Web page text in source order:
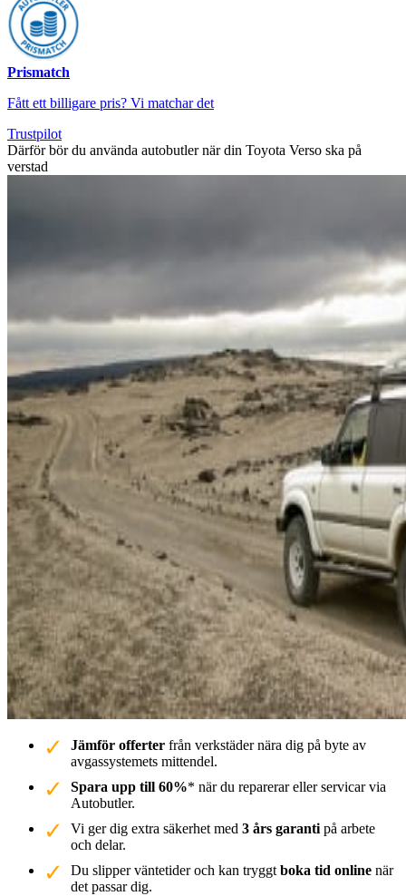
Prismatch
Fått ett billigare pris? Vi matchar det
Trustpilot
Därför bör du använda autobutler när din Toyota Verso ska på
verstad
Jämför offerter från verkstäder nära dig på byte av
avgassystemets mittendel.
Spara upp till 60%* när du reparerar eller servicar via
Autobutler.
Vi ger dig extra säkerhet med 3 års garanti på arbete
och delar.
Du slipper väntetider och kan tryggt boka tid online när
det passar dig.